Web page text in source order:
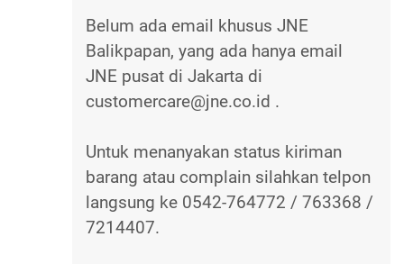
Belum ada email khusus JNE
Balikpapan, yang ada hanya email
JNE pusat di Jakarta di
customercare@jne.co.id .
Untuk menanyakan status kiriman
barang atau complain silahkan telpon
langsung ke 0542-764772 / 763368 /
7214407.